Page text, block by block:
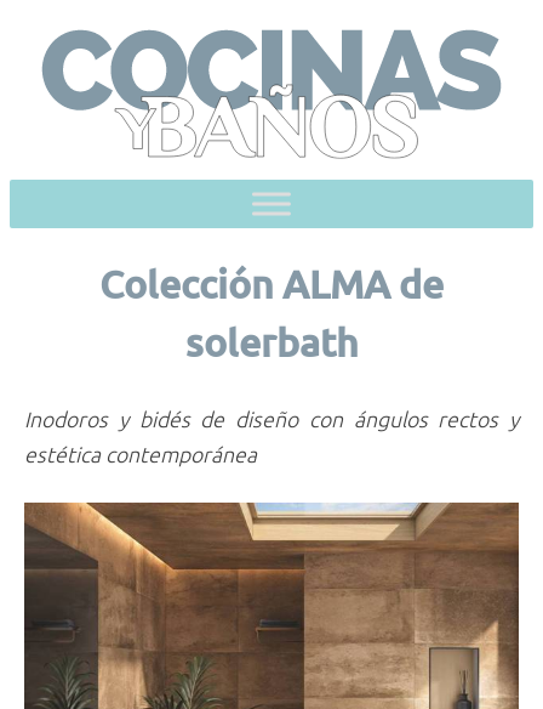
content
Colección ALMA de
solerbath
Inodoros y bidés de diseño con ángulos rectos y
estética contemporánea